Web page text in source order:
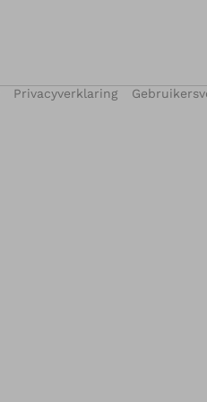
Privacyverklaring